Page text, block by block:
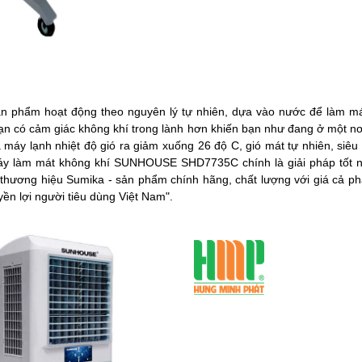
phẩm hoạt động theo nguyên lý tự nhiên, dựa vào nước để làm
có cảm giác không khí trong lành hơn khiến bạn như đang ở một
lạnh nhiệt độ gió ra giảm xuống 26 độ C, gió mát tự nhiên, siêu
mát không khí SUNHOUSE SHD7735C chính là giải pháp tốt
hiệu Sumika - sản phẩm chính hãng, chất lượng với giá cả
lợi người tiêu dùng Việt Nam".